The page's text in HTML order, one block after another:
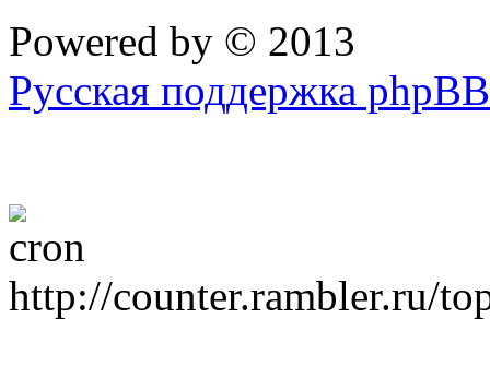
Powered by © 2013
Русская поддержка phpBB
http://counter.rambler.ru/